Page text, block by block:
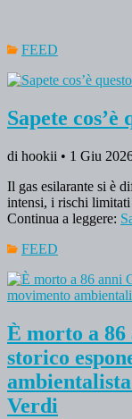
FEED
Sapete cos’è
di hookii • 1 Giu
Il gas esilarante si è
intensi, i rischi limitati
Continua a leggere:
FEED
È morto a
storico
Verdi